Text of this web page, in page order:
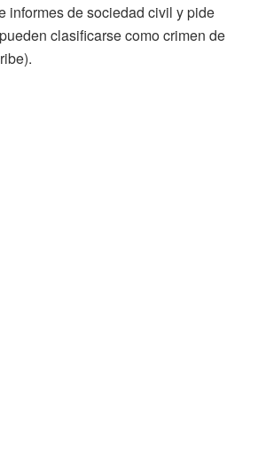
informes de sociedad civil y pide
clasificarse como crimen de